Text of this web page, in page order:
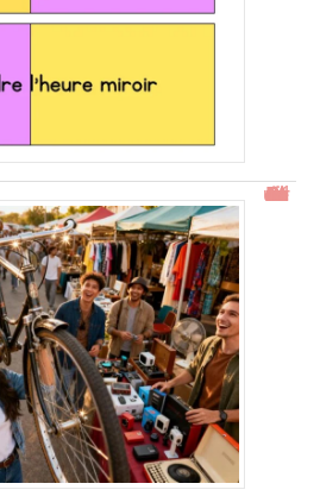
Gtrouve : Les Meilleures Annonces Gratuites à Découvrir